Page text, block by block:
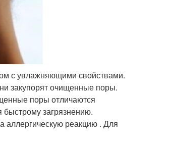
с увлажняющими свойствами.
закупорят очищенные поры.
поры отличаются
быстрому загрязнению.
аллергическую реакцию . Для